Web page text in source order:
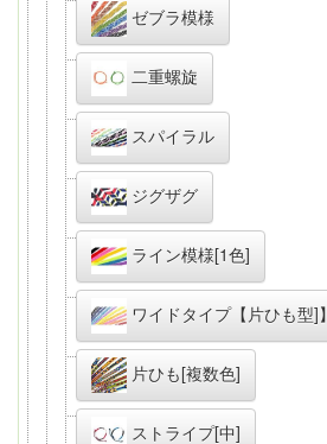
ゼブラ模様
二重螺旋
スパイラル
ジグザグ
ライン模様[1色]
ワイドタイプ【片ひも型]】
片ひも[複数色]
ストライプ[中]